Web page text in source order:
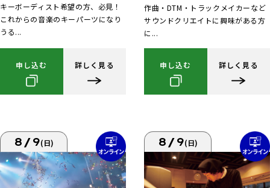
キーボーディスト希望の方、必見！
これからの音楽のキーパーツになり
うる...
申し込む 詳しく見る
作曲・DTM・トラックメイカーなど
サウンドクリエイトに興味がある方
に...
申し込む 詳しく見る
8/9(日) 8/9(日)